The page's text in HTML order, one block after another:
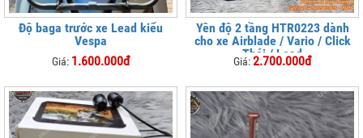
Độ baga trước xe Lead kiểu
Vespa
Giá: 1.600.000đ
Yên độ 2 tầng HTR0223 dành
cho xe Airblade / Vario / Click
Thái / Lead
Giá:2.700.000đ